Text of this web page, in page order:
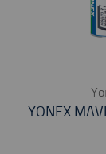
YONEX